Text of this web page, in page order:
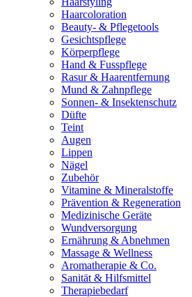
Haarcoloration
Beauty- & Pflegetools
Gesichtspflege
Körperpflege
Hand & Fusspflege
Rasur & Haarentfernung
Mund & Zahnpflege
Sonnen- & Insektenschutz
Düfte
Teint
Augen
Lippen
Nägel
Zubehör
Vitamine & Mineralstoffe
Prävention & Regeneration
Medizinische Geräte
Wundversorgung
Ernährung & Abnehmen
Massage & Wellness
Aromatherapie & Co.
Sanität & Hilfsmittel
Therapiebedarf